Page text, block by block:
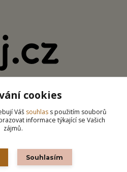
tomto e-shopu byly vytvořeny za použití
cookies
Váš souhlas s použitím souborů
informace týkající se Vašich
zájmů.
Souhlasím